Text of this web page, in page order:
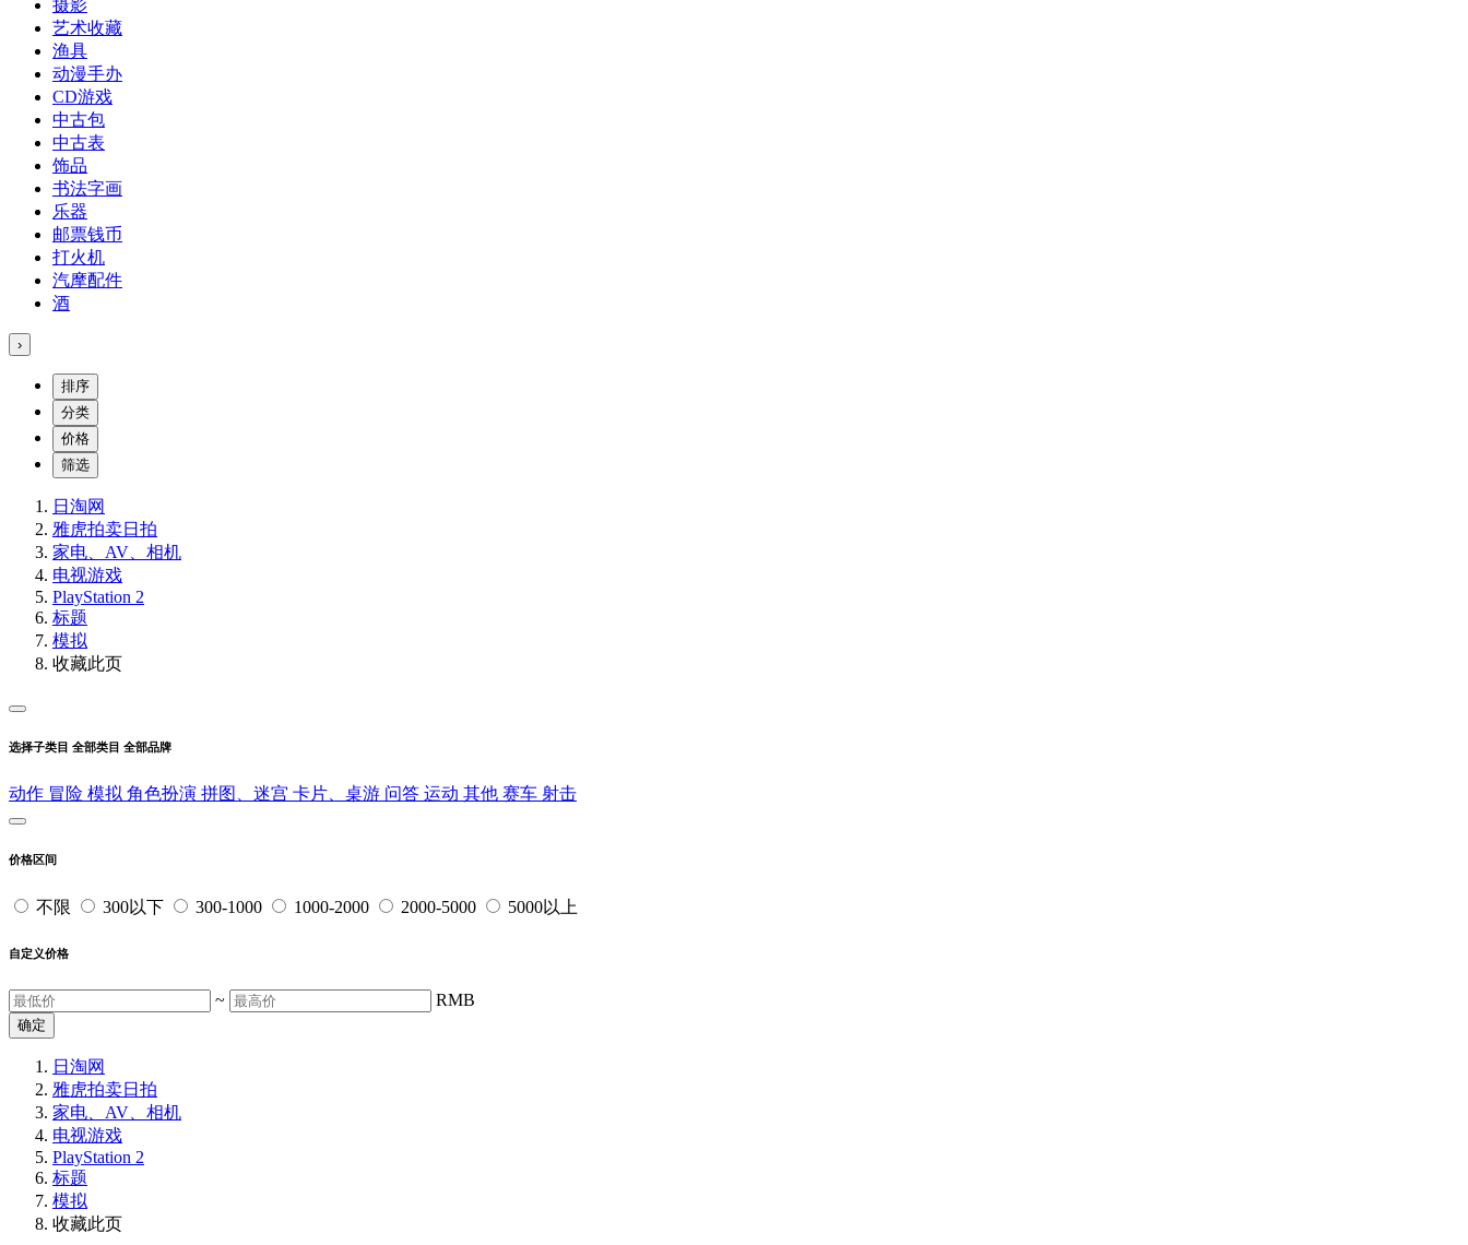
摄影
艺术收藏
渔具
动漫手办
CD游戏
中古包
中古表
饰品
书法字画
乐器
邮票钱币
打火机
汽摩配件
酒
›
排序
分类
价格
筛选
日淘网
雅虎拍卖日拍
家电、AV、相机
电视游戏
PlayStation 2
标题
模拟
收藏此页
选择子类目 全部类目 全部品牌
动作 冒险 模拟 角色扮演 拼图、迷宫 卡片、桌游 问答 运动 其他 赛车 射击
价格区间
不限 300以下 300-1000 1000-2000 2000-5000 5000以上
自定义价格
~ RMB
确定
日淘网
雅虎拍卖日拍
家电、AV、相机
电视游戏
PlayStation 2
标题
模拟
收藏此页